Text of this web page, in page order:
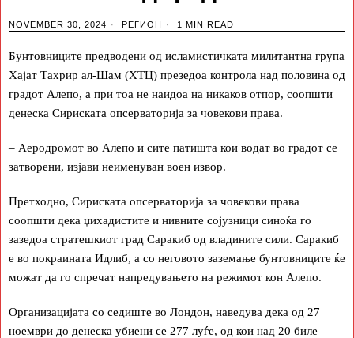
NOVEMBER 30, 2024 РЕГИОН 1 MIN READ
Бунтовниците предводени од исламистичката милитантна група
Хајат Тахрир ал-Шам (ХТЦ) презедоа контрола над половина од
градот Алепо, а при тоа не наидоа на никаков отпор, соопшти
денеска Сириската опсерваторија за човекови права.
– Аеродромот во Алепо и сите патишта кои водат во градот се
затворени, изјави неименуван воен извор.
Претходно, Сириската опсерваторија за човекови права
соопшти дека џихадистите и нивните сојузници синоќа го
зазедоа стратешкиот град Саракиб од владините сили. Саракиб
е во покраината Идлиб, а со неговото заземање бунтовниците ќе
можат да го спречат напредувањето на режимот кон Алепо.
Организацијата со седиште во Лондон, наведува дека од 27
ноември до денеска убиени се 277 луѓе, од кои над 20 биле